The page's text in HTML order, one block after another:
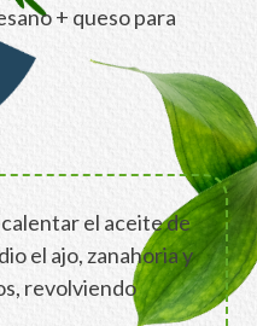
+ queso para
el aceite de
el ajo, zanahoria y
revolviendo